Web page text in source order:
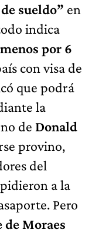
sueldo” en
indica
por 6
con visa de
que podrá
la
de Donald
provino,
del
pidieron a la
Pero
de Moraes